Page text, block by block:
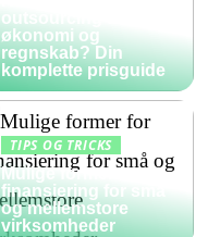
outsourcing af
økonomi og
regnskab? Din
komplette prisguide
TIPS OG TRICKS
Mulige former for
finansiering for små
og mellemstore
virksomheder